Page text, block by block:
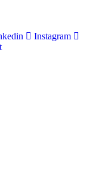
Instagram